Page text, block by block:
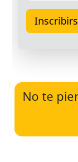
No te